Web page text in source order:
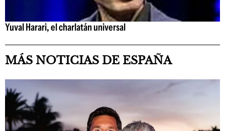
Yuval Harari, el charlatán universal
MÁS NOTICIAS DE ESPAÑA